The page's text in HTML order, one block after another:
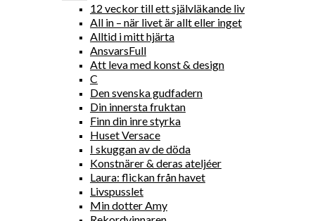
12 veckor till ett självläkande liv
All in – när livet är allt eller inget
Alltid i mitt hjärta
AnsvarsFull
Att leva med konst & design
C
Den svenska gudfadern
Din innersta fruktan
Finn din inre styrka
Huset Versace
I skuggan av de döda
Konstnärer & deras ateljéer
Laura: flickan från havet
Livspusslet
Min dotter Amy